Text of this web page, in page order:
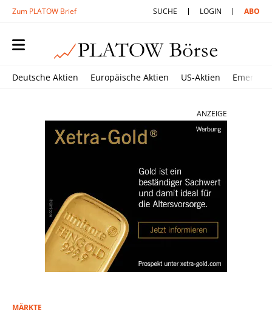
Zum PLATOW Brief SUCHE LOGIN ABO
Deutsche Aktien Europäische Aktien US-Aktien
ANZEIGE
MÄRKTE